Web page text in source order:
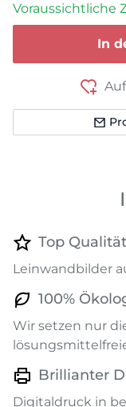
Voraussichtliche
In
Top
Leinwandbilder
100%
Wir setzen nur
Brillianter
Digitaldruck in